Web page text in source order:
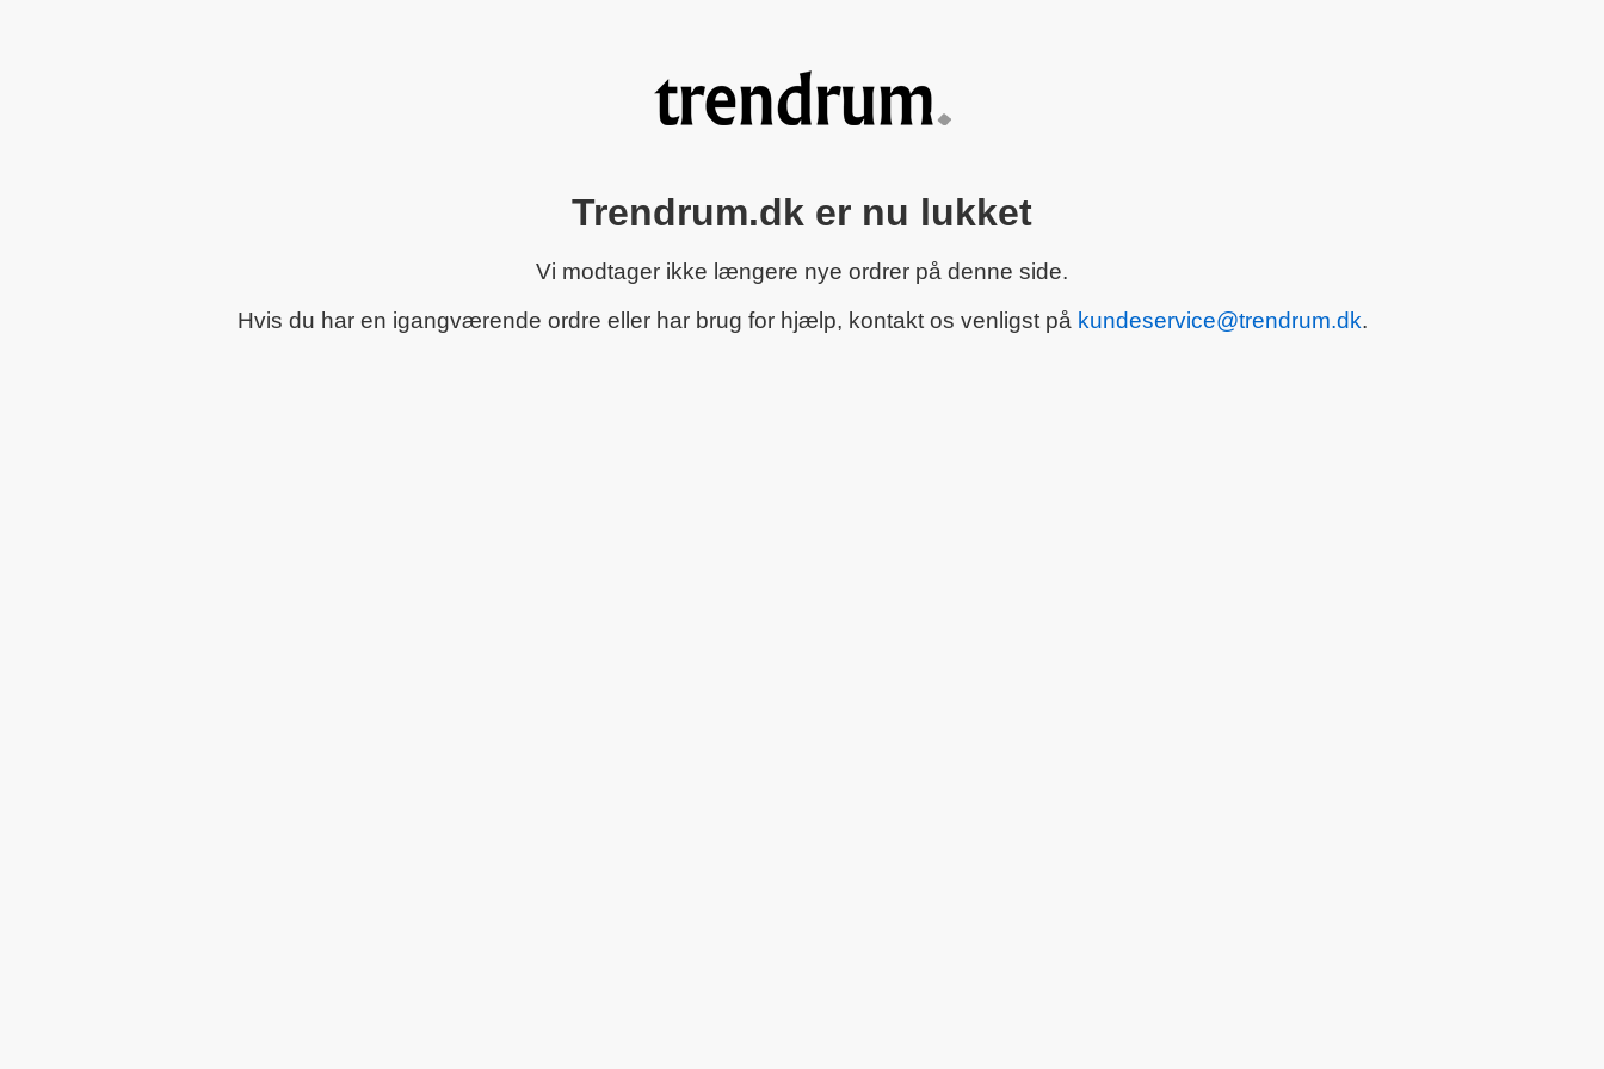
Trendrum.dk er nu lukket
Vi modtager ikke længere nye ordrer på denne side.
Hvis du har en igangværende ordre eller har brug for hjælp, kontakt os venligst på kundeservice@trendrum.dk.